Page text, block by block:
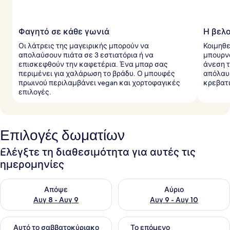
Φαγητό σε κάθε γωνιά
Οι λάτρεις της μαγειρικής μπορούν να
απολαύσουν πιάτα σε 3 εστιατόρια ή να
επισκεφθούν την καφετέρια. Ένα μπαρ σας
περιμένει για χαλάρωση το βράδυ. Ο μπουφές
πρωινού περιλαμβάνει vegan και χορτοφαγικές
επιλογές.
Η
άνεση
Επιλογές δωματίων
Ελέγξτε τη διαθεσιμότητα για αυτές τις
ημερομηνίες
Απόψε
Αυγ 8 - Αυγ 9
Έλεγχος διαθεσιμότητας για απόψε Αυγ 8 - Αυγ 9
Αύριο
Αυγ 9 - Αυγ 10
Έλεγχος διαθεσιμότητας
Αυτό το σαββατοκύριακο
Έλεγχος διαθεσιμότητας για αυτό το σαββατοκύριακο Αυγ
Το επόμενο
Έλεγχος διαθεσιμότητας